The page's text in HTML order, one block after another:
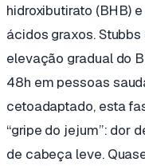
hidroxibutirato (BHB)
ácidos graxos.
elevação gradual do
48h em pessoas
cetoadaptado, esta
“gripe do jejum”: dor
de cabeça leve.